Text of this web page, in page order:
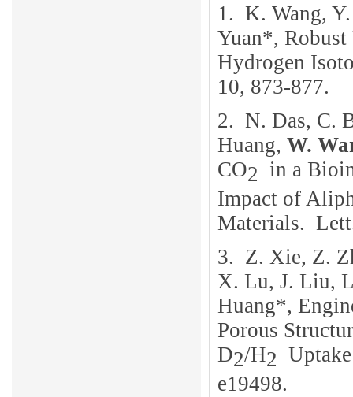
1. K. Wang,
Yuan*,
Hydrogen
10, 873-877.
2. N. Das, C.
Huang, W.
CO2 in a
Impact of
Materials. Lett
3. Z. Xie, Z.
X. Lu, J. Liu,
Huang*,
Porous
D2/H2
e19498.